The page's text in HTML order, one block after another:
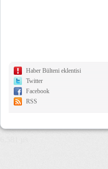
Haber Bülteni eklentisi
Twitter
Facebook
RSS